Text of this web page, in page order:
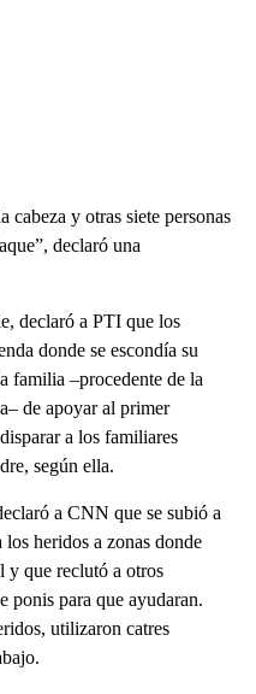
cabeza y otras siete personas
declaró una
declaró a PTI que los
donde se escondía su
familia –procedente de la
de apoyar al primer
a los familiares
según ella.
a CNN que se subió a
heridos a zonas donde
y que reclutó a otros
ponis para que ayudaran.
utilizaron catres